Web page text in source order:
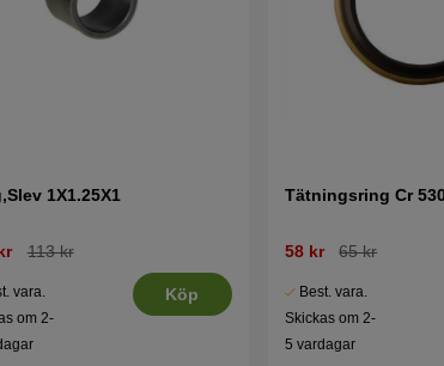
1X1.25X1
113 kr
vara.
om 2-
Köp
Tätningsring Cr
58 kr 65 kr
Best. vara.
Skickas om 2-
5 vardagar